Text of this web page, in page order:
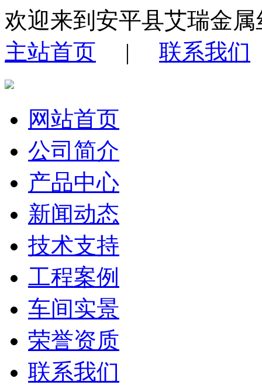
欢迎来到安平县艾瑞金
主站首页 | 联系我们
网站首页
公司简介
产品中心
新闻动态
技术支持
工程案例
车间实景
荣誉资质
联系我们